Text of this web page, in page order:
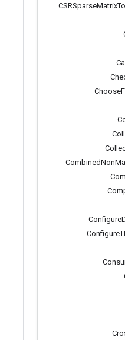
CSRSparseMatrixTo
Choose
CombinedNon
Configure
Configure